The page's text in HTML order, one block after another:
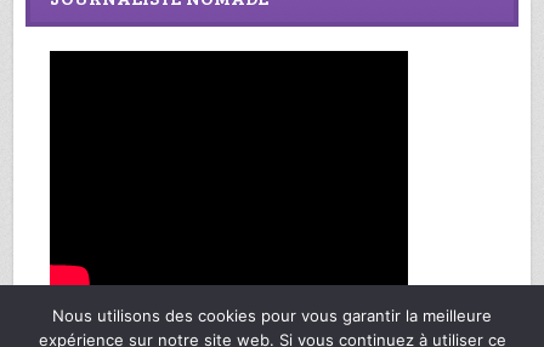
Nous utilisons des cookies pour vous garantir la meilleure
expérience sur notre site web. Si vous continuez à utiliser ce